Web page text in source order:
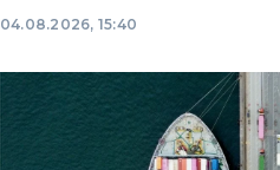
04.08.2026, 15:40